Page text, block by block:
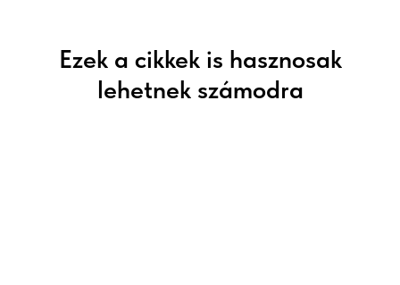
Ezek a cikkek is hasznosak
lehetnek számodra